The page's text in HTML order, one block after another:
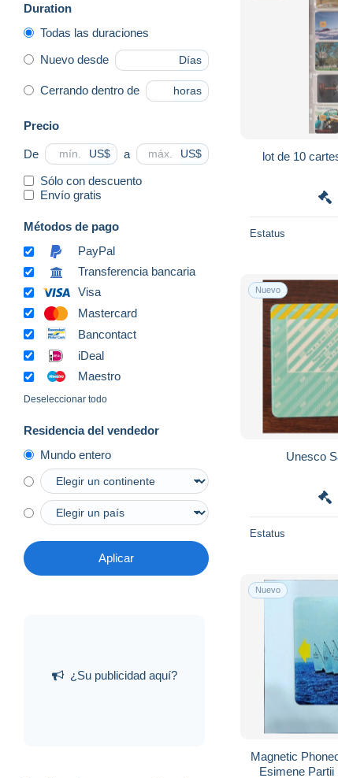
Duration
Todas las duraciones
Nuevo desde Días
Cerrando dentro de horas
Precio
De US$ a US$
Sólo con descuento
Envío gratis
Métodos de pago
PayPal
Transferencia bancaria
Visa
Mastercard
Bancontact
iDeal
Maestro
Deseleccionar todo
Residencia del vendedor
Mundo entero
Aplicar
¿Su publicidad aquí?
lot de 10
Estatus
Nuevo
Unesco
Estatus
Nuevo
Magnetic Phonecard Estonia Eesti
Esimene Partii